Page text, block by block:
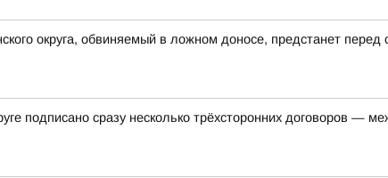
округа, обвиняемый в ложном доносе, предстанет перед
подписано сразу несколько трёхсторонних договоров